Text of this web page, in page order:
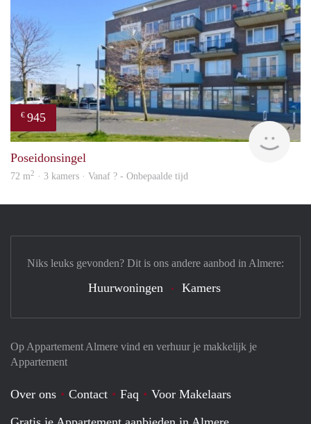
€ 945
rent
Poseidonsingel
72 m2 · 3 kamers · Vanaf ? - Onbepaalde tijd
Op Appartement Almere vind en verhuur je makkelijk je
Appartement
Over ons Contact Faq
Voor Makelaars
Niks leuks gevonden? Dit is ons andere aanbod in Almere:
Huurwoningen Kamers